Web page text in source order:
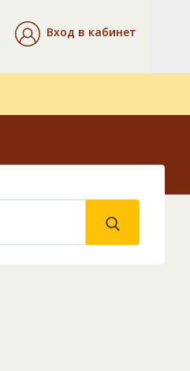
Вход в кабинет